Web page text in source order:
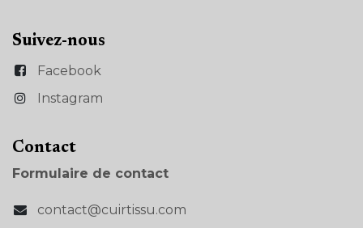
Suivez-nous
Facebook
Instagram
Con​tact
Formulaire de contact
contact@cuirtissu.com